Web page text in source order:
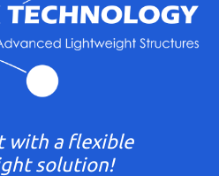
with a flexible
solution!